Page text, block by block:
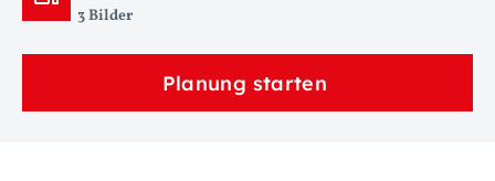
3 Bilder
Planung starten